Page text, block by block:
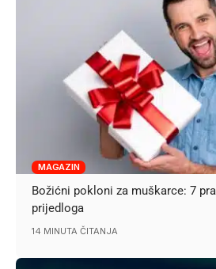
MAGAZIN
Božićni pokloni za muškarce: 7
prijedloga
14 MINUTA ČITANJA